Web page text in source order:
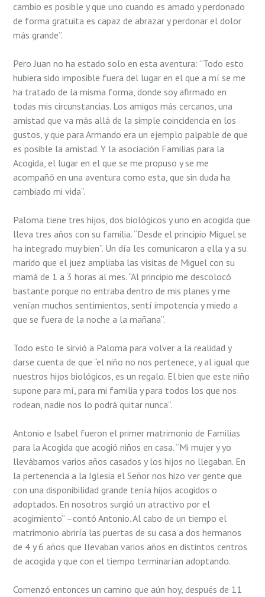
cambio es posible y que uno cuando es amado y perdonado
de forma gratuita es capaz de abrazar y perdonar el dolor
más grande”.
Pero Juan no ha estado solo en esta aventura: “Todo esto
hubiera sido imposible fuera del lugar en el que a mí se me
ha tratado de la misma forma, donde soy afirmado en
todas mis circunstancias. Los amigos más cercanos, una
amistad que va más allá de la simple coincidencia en los
gustos, y que para Armando era un ejemplo palpable de que
es posible la amistad. Y la asociación Familias para la
Acogida, el lugar en el que se me propuso y se me
acompañó en una aventura como esta, que sin duda ha
cambiado mi vida”.
Paloma tiene tres hijos, dos biológicos y uno en acogida que
lleva tres años con su familia. “Desde el principio Miguel se
ha integrado muy bien”. Un día les comunicaron a ella y a su
marido que el juez ampliaba las visitas de Miguel con su
mamá de 1 a 3 horas al mes. “Al principio me descolocó
bastante porque no entraba dentro de mis planes y me
venían muchos sentimientos, sentí impotencia y miedo a
que se fuera de la noche a la mañana”.
Todo esto le sirvió a Paloma para volver a la realidad y
darse cuenta de que “el niño no nos pertenece, y al igual que
nuestros hijos biológicos, es un regalo. El bien que este niño
supone para mí, para mi familia y para todos los que nos
rodean, nadie nos lo podrá quitar nunca”.
Antonio e Isabel fueron el primer matrimonio de Familias
para la Acogida que acogió niños en casa. “Mi mujer y yo
llevábamos varios años casados y los hijos no llegaban. En
la pertenencia a la Iglesia el Señor nos hizo ver gente que
con una disponibilidad grande tenía hijos acogidos o
adoptados. En nosotros surgió un atractivo por el
acogimiento” –contó Antonio. Al cabo de un tiempo el
matrimonio abriría las puertas de su casa a dos hermanos
de 4 y 6 años que llevaban varios años en distintos centros
de acogida y que con el tiempo terminarían adoptando.
Comenzó entonces un camino que aún hoy, después de 11